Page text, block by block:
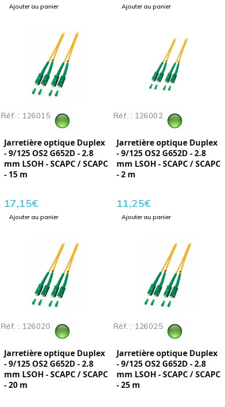
Ajouter au panier Ajouter au panier
Réf. : 126015
Jarretière optique Duplex
- 9/125 OS2 G652D - 2.8
mm LSOH - SCAPC / SCAPC
- 15 m
17,15€
Ajouter au panier
Réf. : 126002
Jarretière optique Duplex
- 9/125 OS2 G652D - 2.8
mm LSOH - SCAPC / SCAPC
- 2 m
11,25€
Ajouter au panier
Réf. : 126020
Jarretière optique Duplex
- 9/125 OS2 G652D - 2.8
mm LSOH - SCAPC / SCAPC
- 20 m
Réf. : 126025
Jarretière optique Duplex
- 9/125 OS2 G652D - 2.8
mm LSOH - SCAPC / SCAPC
- 25 m